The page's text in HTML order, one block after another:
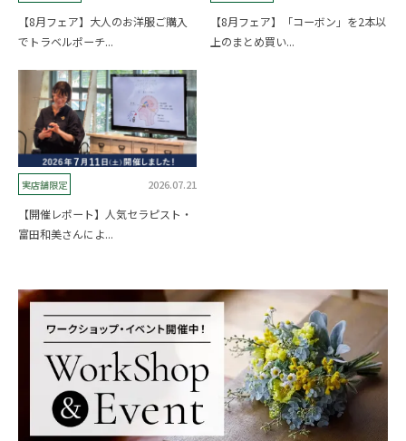
【8月フェア】大人のお洋服ご購入
でトラベルポーチ...
【8月フェア】「コーボン」を2本以
上のまとめ買い...
実店舗限定 2026.07.21
【開催レポート】人気セラピスト・
富田和美さんによ...